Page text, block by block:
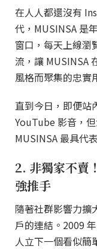
在人人都還沒有
代，MUSINSA 是
窗口，每天上線瀏
流，讓 MUSINSA
風格而聚集的忠實
直到今日，即便站
YouTube 影音，
MUSINSA 最具代
2. 非獨家不賣
強推手
隨著社群影響力擴
戶的連結。2009
人立下一個看似簡